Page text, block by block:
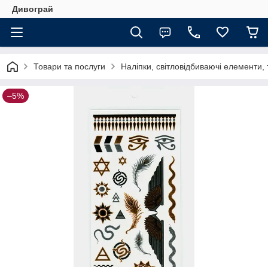
Дивограй
Товари та послуги Наліпки, світловідбиваючі
–5%